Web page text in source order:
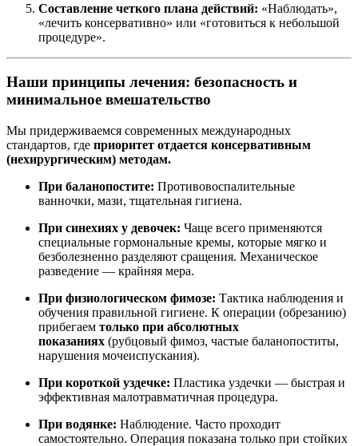
Составление четкого плана действий: «Наблюдать»,
«лечить консервативно» или «готовиться к небольшой
процедуре».
Наши принципы лечения: безопасность и
минимальное вмешательство
Мы придерживаемся современных международных
стандартов, где приоритет отдается консервативным
(нехирургическим) методам.
При баланопостите: Противовоспалительные
ванночки, мази, тщательная гигиена.
При синехиях у девочек: Чаще всего применяются
специальные гормональные кремы, которые мягко и
безболезненно разделяют сращения. Механическое
разведение — крайняя мера.
При физиологическом фимозе: Тактика наблюдения и
обучения правильной гигиене. К операции (обрезанию)
прибегаем только при абсолютных
показаниях (рубцовый фимоз, частые баланопоститы,
нарушения мочеиспускания).
При короткой уздечке: Пластика уздечки — быстрая и
эффективная малотравматичная процедура.
При водянке: Наблюдение. Часто проходит
самостоятельно. Операция показана только при стойких